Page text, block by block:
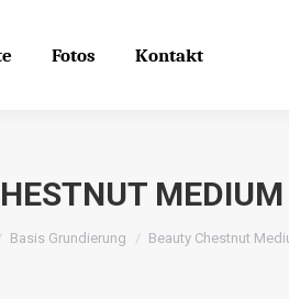
Fotos Kontakt
MEDIUM
Basis Grundierung Beauty Chestnut